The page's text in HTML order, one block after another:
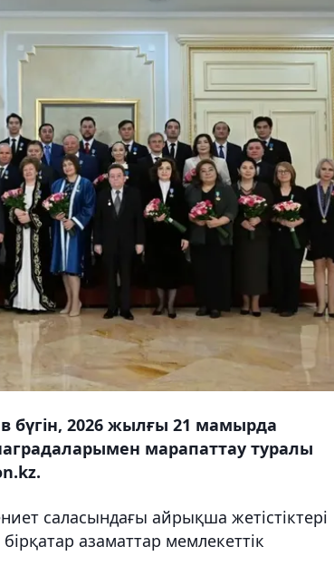
бүгін, 2026 жылғы 21 мамырда
марапаттау туралы
саласындағы айрықша жетістіктері
азаматтар мемлекеттік